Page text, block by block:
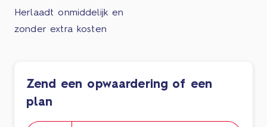
Herlaadt onmiddelijk en
zonder extra kosten
Zend een opwaardering of een
plan